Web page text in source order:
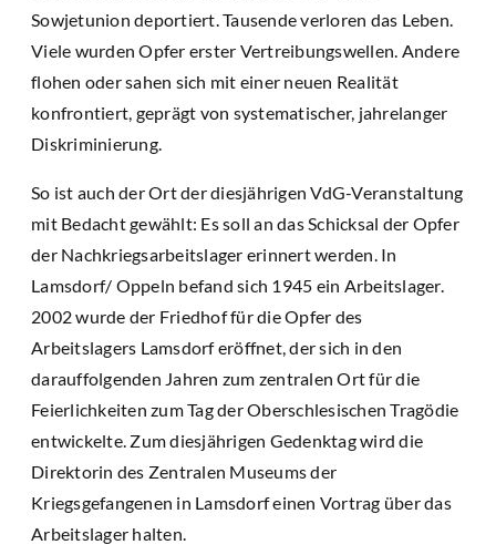
Sowjetunion deportiert. Tausende verloren das Leben.
Viele wurden Opfer erster Vertreibungswellen. Andere
flohen oder sahen sich mit einer neuen Realität
konfrontiert, geprägt von systematischer, jahrelanger
Diskriminierung.
So ist auch der Ort der diesjährigen VdG-Veranstaltung
mit Bedacht gewählt: Es soll an das Schicksal der Opfer
der Nachkriegsarbeitslager erinnert werden. In
Lamsdorf/ Oppeln befand sich 1945 ein Arbeitslager.
2002 wurde der Friedhof für die Opfer des
Arbeitslagers Lamsdorf eröffnet, der sich in den
darauffolgenden Jahren zum zentralen Ort für die
Feierlichkeiten zum Tag der Oberschlesischen Tragödie
entwickelte. Zum diesjährigen Gedenktag wird die
Direktorin des Zentralen Museums der
Kriegsgefangenen in Lamsdorf einen Vortrag über das
Arbeitslager halten.